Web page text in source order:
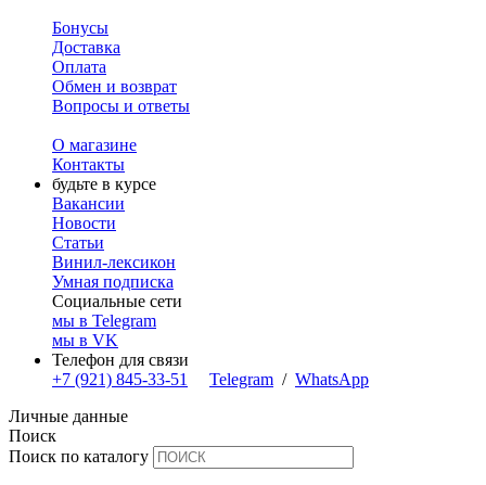
Бонусы
Доставка
Оплата
Обмен и возврат
Вопросы и ответы
О магазине
Контакты
будьте в курсе
Вакансии
Новости
Статьи
Винил-лексикон
Умная подписка
Социальные сети
мы в Telegram
мы в VK
Телефон для связи
+7 (921) 845-33-51
Telegram / WhatsApp
Личные данные
Поиск
Поиск по каталогу